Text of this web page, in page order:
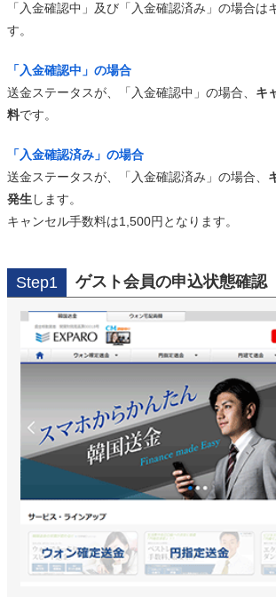
「入金確認中」及び「入金確認済み」の場合は
す。
「入金確認中」の場合
送金ステータスが、「入金確認中」の場合、 キ
料です。
「入金確認済み」の場合
送金ステータスが、「入金確認済み」の場合、
発生 します。
キャンセル手数料は1,500円となります。
Step1 ゲスト会員の申込状態確認